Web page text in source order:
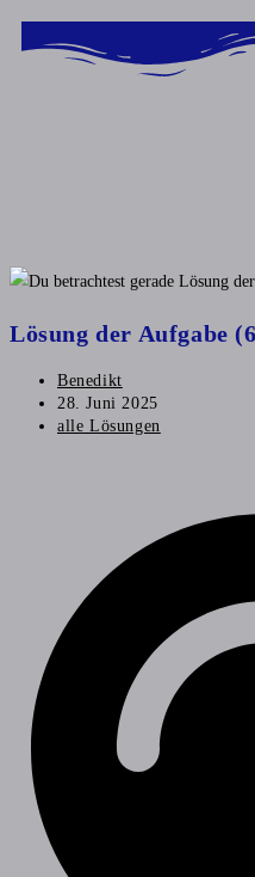
springen
Lösung der Aufgabe
Benedikt
28. Juni 2025
alle Lösungen